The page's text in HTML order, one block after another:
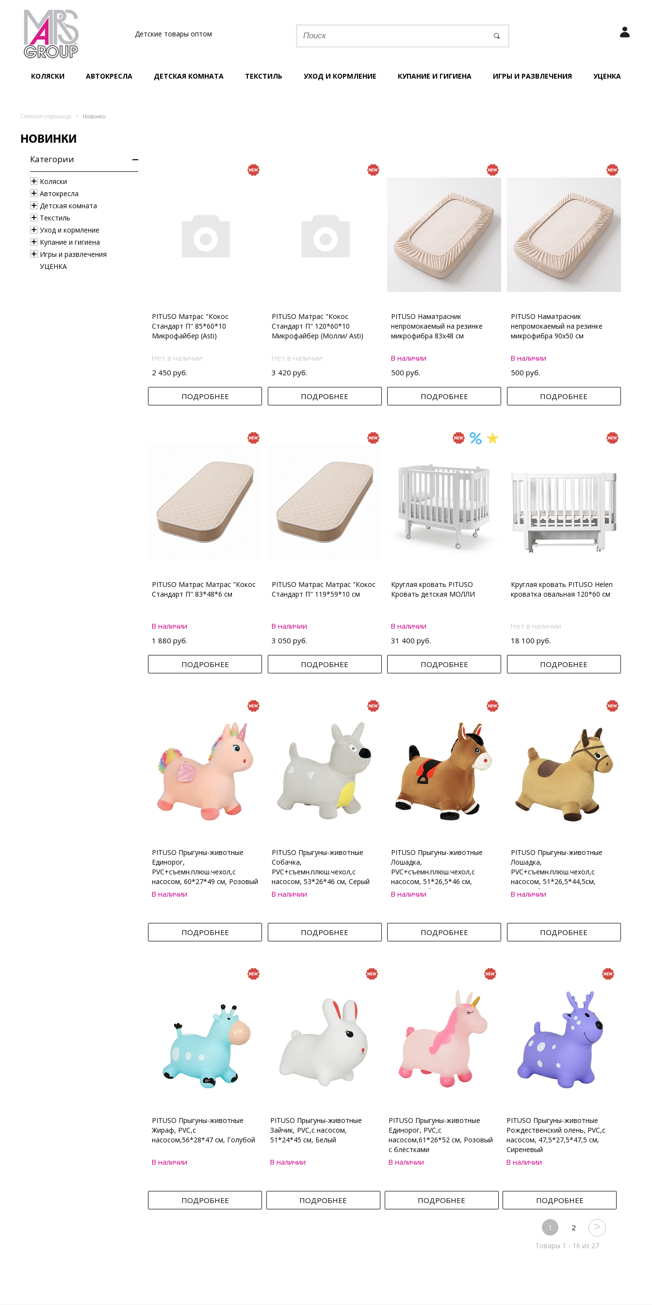
Детские товары оптом
КОЛЯСКИ АВТОКРЕСЛА ДЕТСКАЯ КОМНАТА ТЕКСТИЛЬ УХОД И КОРМЛЕНИЕ КУПАНИЕ И ГИГИЕНА ИГРЫ И РАЗВЛЕЧЕНИЯ УЦЕНКА
Главная страница Новинки
НОВИНКИ
Категории
Коляски
Автокресла
Детская комната
Текстиль
Уход и кормление
Купание и гигиена
Игры и развлечения
УЦЕНКА
PITUSO Матрас "Кокос
Стандарт П" 85*60*10
Микрофайбер (Asti)
Нет в наличии
2 450 руб.
ПОДРОБНЕЕ
PITUSO Матрас "Кокос
Стандарт П" 120*60*10
Микрофайбер (Молли/ Asti)
Нет в наличии
3 420 руб.
ПОДРОБНЕЕ
PITUSO Наматрасник
непромокаемый на резинке
микрофибра 83х48 см
В наличии
500 руб.
ПОДРОБНЕЕ
PITUSO Наматрасник
непромокаемый на резинке
микрофибра 90х50 см
В наличии
500 руб.
ПОДРОБНЕЕ
PITUSO Матрас Матрас "Кокос
Стандарт П" 83*48*6 см
В наличии
1 880 руб.
ПОДРОБНЕЕ
PITUSO Матрас Матрас "Кокос
Стандарт П" 119*59*10 см
В наличии
3 050 руб.
ПОДРОБНЕЕ
Круглая кровать PITUSO
Кровать детская МОЛЛИ
В наличии
31 400 руб.
ПОДРОБНЕЕ
Круглая кровать PITUSO Helen
кроватка овальная 120*60 см
Нет в наличии
18 100 руб.
ПОДРОБНЕЕ
PITUSO Прыгуны-животные
Единорог,
PVC+съемн.плюш.чехол,с
насосом, 60*27*49 см, Розовый
В наличии
ПОДРОБНЕЕ
PITUSO Прыгуны-животные
Собачка,
PVC+съемн.плюш.чехол,с
насосом, 53*26*46 см, Серый
В наличии
ПОДРОБНЕЕ
PITUSO Прыгуны-животные
Лошадка,
PVC+съемн.плюш.чехол,с
насосом, 51*26,5*46 см,
Коричневый
В наличии
ПОДРОБНЕЕ
PITUSO Прыгуны-животные
Лошадка,
PVC+съемн.плюш.чехол,с
насосом, 51*26,5*44,5см,
Бежевый
В наличии
ПОДРОБНЕЕ
PITUSO Прыгуны-животные
Жираф, PVC,с
насосом,56*28*47 см, Голубой
В наличии
ПОДРОБНЕЕ
PITUSO Прыгуны-животные
Зайчик, PVC,с насосом,
51*24*45 см, Белый
В наличии
ПОДРОБНЕЕ
PITUSO Прыгуны-животные
Единорог, PVC,с
насосом,61*26*52 см, Розовый
с блёстками
В наличии
ПОДРОБНЕЕ
PITUSO Прыгуны-животные
Рождественский олень, PVC,с
насосом, 47,5*27,5*47,5 см,
Сиреневый
В наличии
ПОДРОБНЕЕ
1 2
Товары 1 - 16 из 27